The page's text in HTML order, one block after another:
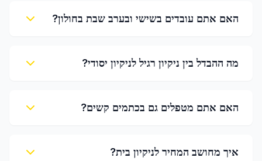
האם אתם עובדים בשישי ובערב שבת בחולון?
מה ההבדל בין ניקיון רגיל לניקיון יסודי?
האם אתם מטפלים גם בכתמים קשים?
איך מחושב המחיר לניקיון בית?